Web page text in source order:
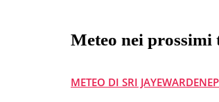
Meteo nei
METEO DI SRI